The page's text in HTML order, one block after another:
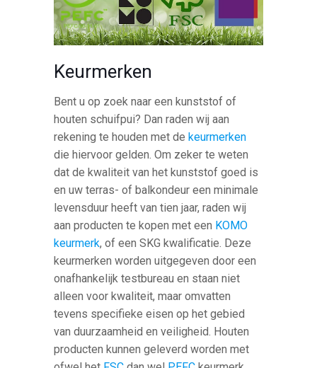
Keurmerken
Bent u op zoek naar een kunststof of
houten schuifpui? Dan raden wij aan
rekening te houden met dekeurmerken
die hiervoor gelden. Om zeker te weten
dat de kwaliteit van het kunststof goed is
en uw terras- of balkondeur een minimale
levensduur heeft van tien jaar, raden wij
aan producten te kopen met een KOMO
keurmerk, of een SKG kwalificatie. Deze
keurmerken worden uitgegeven door een
onafhankelijk testbureau en staan niet
alleen voor kwaliteit, maar omvatten
tevens specifieke eisen op het gebied
van duurzaamheid en veiligheid. Houten
producten kunnen geleverd worden met